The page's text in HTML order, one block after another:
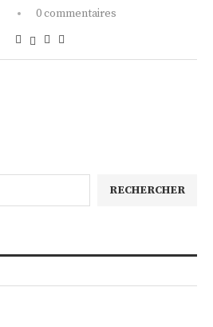
0 commentaires
RECHERCHER